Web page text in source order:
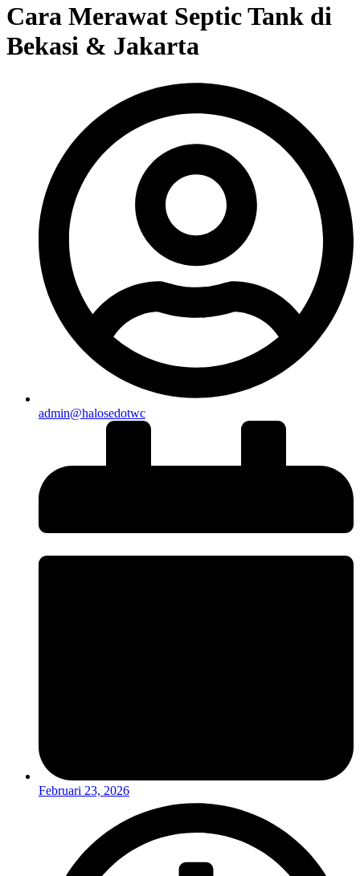
Cara Merawat Septic Tank di
Bekasi & Jakarta
admin@halosedotwc
Februari 23, 2026